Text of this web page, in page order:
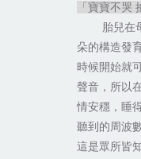
「寶寶不哭
胎兒在
朵的構造發
時候開始就
聲音，所以
情安穩，睡
聽到的周波
這是眾所皆